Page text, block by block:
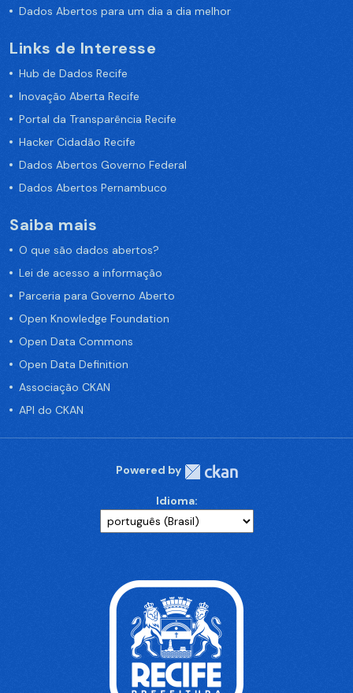
Dados Abertos para um dia a dia melhor
Links de Interesse
Hub de Dados Recife
Inovação Aberta Recife
Portal da Transparência Recife
Hacker Cidadão Recife
Dados Abertos Governo Federal
Dados Abertos Pernambuco
Saiba mais
O que são dados abertos?
Lei de acesso a informação
Parceria para Governo Aberto
Open Knowledge Foundation
Open Data Commons
Open Data Definition
Associação CKAN
API do CKAN
Powered by
Idioma